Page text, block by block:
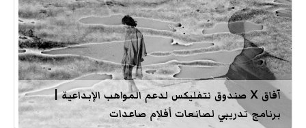
آفاق X صندوق نتفليكس لدعم المواهب الإبداعية |
برنامج تدريبي لصانعات أفلام صاعدات